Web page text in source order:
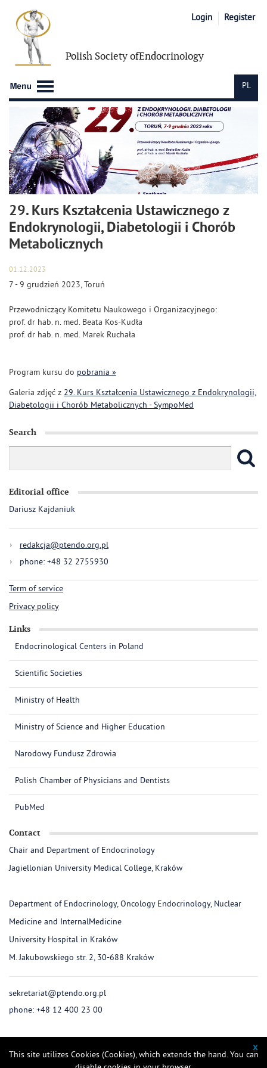
Polish Society ofEndocrinology
Login Register
PL
29. Kurs Kształcenia Ustawicznego z
Endokrynologii, Diabetologii i Chorób
Metabolicznych
01.12.2023
7 - 9 grudzień 2023, Toruń
Przewodniczący Komitetu Naukowego i Organizacyjnego:
prof. dr hab. n. med. Beata Kos-Kudła
prof. dr hab. n. med. Marek Ruchała
Program kursu do pobrania »
Galeria zdjęć z 29. Kurs Kształcenia Ustawicznego z Endokrynologii,
Diabetologii i Chorób Metabolicznych - SympoMed
Search
Editorial office
Dariusz Kajdaniuk
redakcja@ptendo.org.pl
phone: +48 32 2755930
Term of service
Privacy policy
Links
Endocrinological Centers in Poland
Scientific Societies
Ministry of Health
Ministry of Science and Higher Education
Narodowy Fundusz Zdrowia
Polish Chamber of Physicians and Dentists
PubMed
Contact
Chair and Department of Endocrinology
Jagiellonian University Medical College, Kraków
Department of Endocrinology, Oncology Endocrinology, Nuclear
Medicine and InternalMedicine
University Hospital in Kraków
M. Jakubowskiego str. 2, 30-688 Kraków
sekretariat@ptendo.org.pl
phone: +48 12 400 23 00
x
This site utilizes Cookies (Cookies), which extends the hand. You can